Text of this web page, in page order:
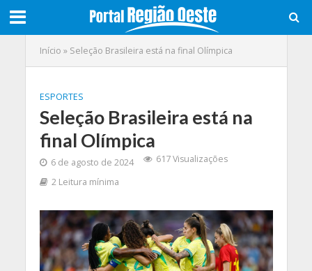
Início » Seleção Brasileira está na final Olímpica
ESPORTES
Seleção Brasileira está na
final Olímpica
6 de agosto de 2024
617 Visualizações
2 Leitura mínima